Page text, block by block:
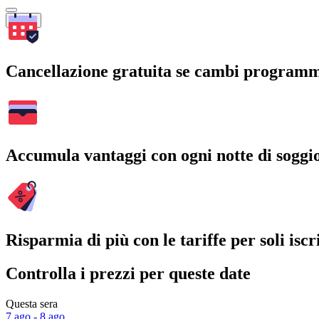
Cerca
Cancellazione gratuita se cambi
Accumula vantaggi con ogni notte di
Risparmia di più con le tariffe per soli
Controlla i prezzi per queste date
Questa sera